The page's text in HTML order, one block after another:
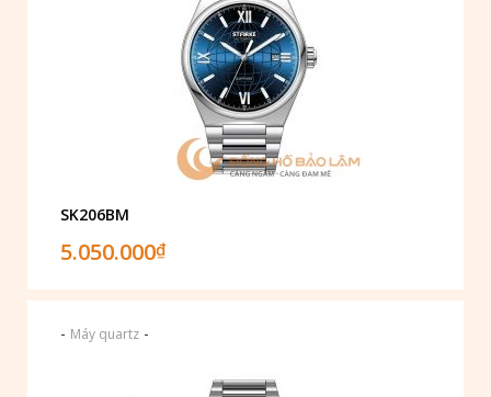
SK206BM
5.050.000₫
- Máy quartz -